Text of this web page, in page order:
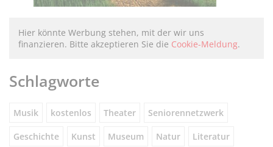
Hier könnte Werbung stehen, mit der wir uns
finanzieren. Bitte akzeptieren Sie die Cookie-Meldung.
Schlagworte
Musik kostenlos Theater Seniorennetzwerk
Geschichte Kunst Museum Natur Literatur